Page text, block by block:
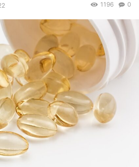
0
1196